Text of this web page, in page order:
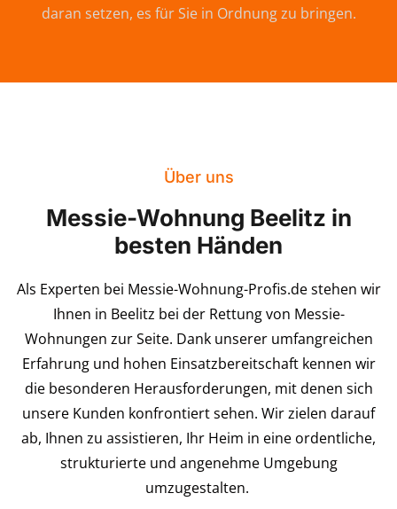
daran setzen, es für Sie in Ordnung zu bringen.
Über uns
Messie-Wohnung Beelitz in
besten Händen
Als Experten bei Messie-Wohnung-Profis.de stehen wir
Ihnen in Beelitz bei der Rettung von Messie-
Wohnungen zur Seite. Dank unserer umfangreichen
Erfahrung und hohen Einsatzbereitschaft kennen wir
die besonderen Herausforderungen, mit denen sich
unsere Kunden konfrontiert sehen. Wir zielen darauf
ab, Ihnen zu assistieren, Ihr Heim in eine ordentliche,
strukturierte und angenehme Umgebung
umzugestalten.